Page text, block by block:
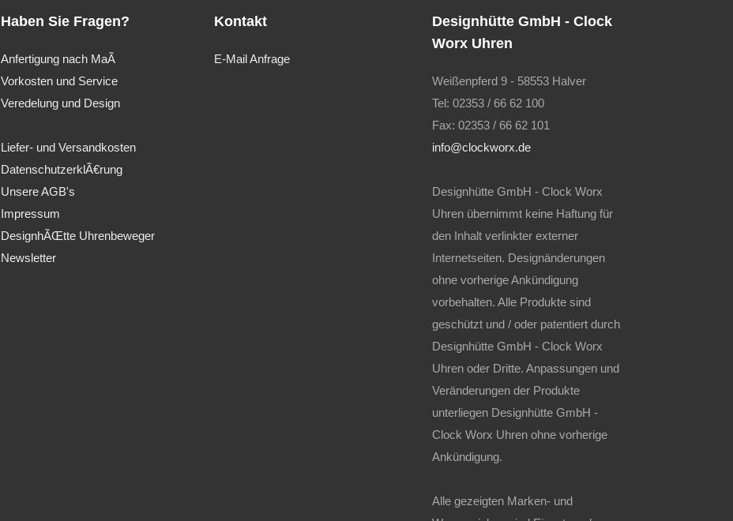
Haben Sie Fragen?
Anfertigung nach MaÃ
Vorkosten und Service
Veredelung und Design
Liefer- und Versandkosten
DatenschutzerklÃ€rung
Unsere AGB's
Impressum
DesignhÃŒtte Uhrenbeweger
Newsletter
Kontakt
E-Mail Anfrage
Designhütte GmbH - Clock
Worx Uhren
Weißenpferd 9 - 58553 Halver
Tel: 02353 / 66 62 100
Fax: 02353 / 66 62 101
info@clockworx.de
Designhütte GmbH - Clock Worx
Uhren übernimmt keine Haftung für
den Inhalt verlinkter externer
Internetseiten. Designänderungen
ohne vorherige Ankündigung
vorbehalten. Alle Produkte sind
geschützt und / oder patentiert durch
Designhütte GmbH - Clock Worx
Uhren oder Dritte. Anpassungen und
Veränderungen der Produkte
unterliegen Designhütte GmbH -
Clock Worx Uhren ohne vorherige
Ankündigung.
Alle gezeigten Marken- und